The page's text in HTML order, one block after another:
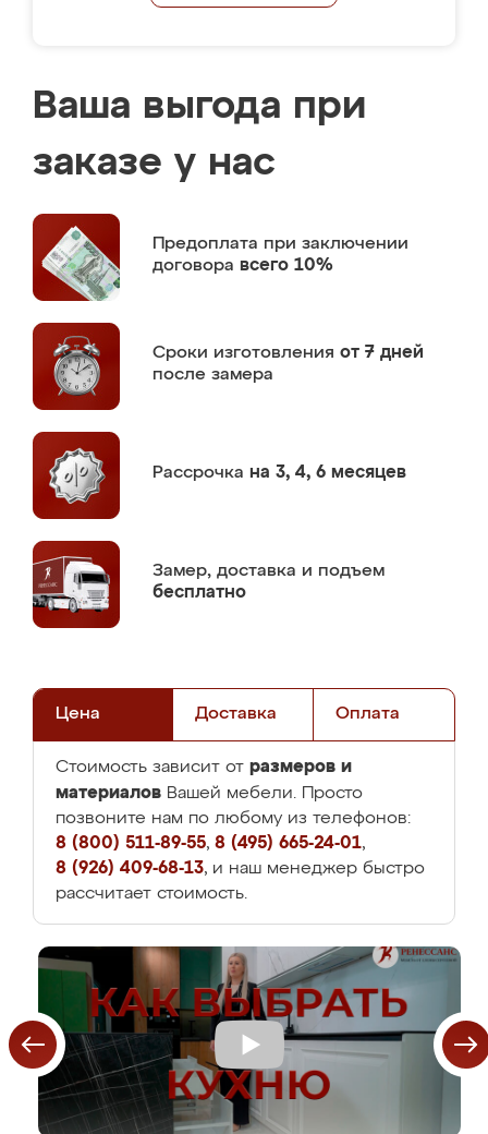
Ваша выгода при
заказе у нас
Предоплата при заключении
договора всего 10%
Сроки изготовления от 7 дней
после замера
Рассрочка на 3, 4, 6 месяцев
Замер, доставка и подъем
бесплатно
Цена Доставка Оплата
Стоимость зависит от размеров и
материалов Вашей мебели. Просто
позвоните нам по любому из телефонов:
8 (800) 511-89-55, 8 (495) 665-24-01,
8 (926) 409-68-13, и наш менеджер быстро
рассчитает стоимость.